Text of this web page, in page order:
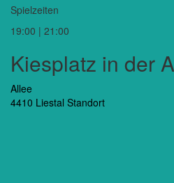
Spielzeiten
19:00 | 21:00
Kiesplatz in der
Allee
4410 Liestal Standort